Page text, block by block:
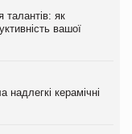
талантів: як
вашої
керамічні